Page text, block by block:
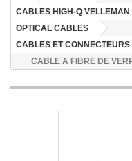
CABLES HIGH-Q VELLEMAN
OPTICAL CABLES
CABLES ET
CABLE A FIBRE DE